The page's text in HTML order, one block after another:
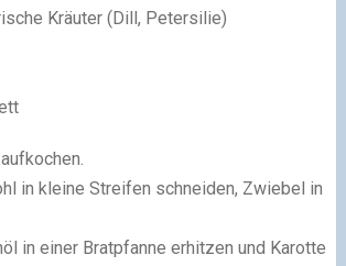
Kräuter (Dill, Petersilie)
in kleine Streifen schneiden, Zwiebel in
in einer Bratpfanne erhitzen und Karotte